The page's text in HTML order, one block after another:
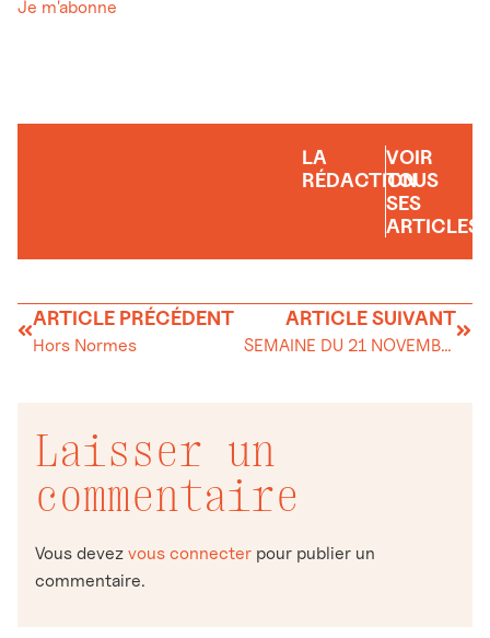
Je m'abonne
LA
RÉDACTION
VOIR
TOUS
SES
ARTICLES
ARTICLE PRÉCÉDENT
Hors Normes
ARTICLE SUIVANT
SEMAINE DU 21 NOVEMBRE 2019
Laisser un
commentaire
Vous devez vous connecter pour publier un
commentaire.